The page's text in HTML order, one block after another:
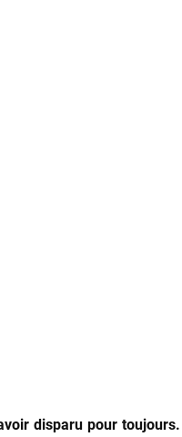
disparu pour